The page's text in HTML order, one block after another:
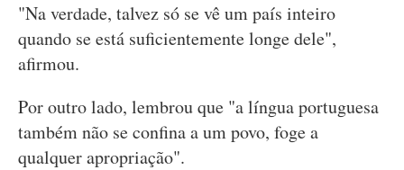
"Na verdade, talvez só se vê um país inteiro
quando se está suficientemente longe dele",
afirmou.
Por outro lado, lembrou que "a língua portuguesa
também não se confina a um povo, foge a
qualquer apropriação".